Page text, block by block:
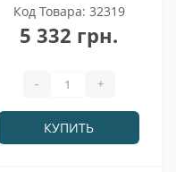
Код Товара: 32319
5 332 грн.
- +
КУПИТЬ